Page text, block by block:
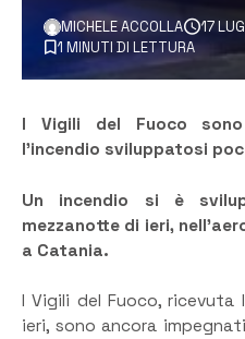
MICHELE ACCOLLA 17
1 MINUTI DI LETTURA
I Vigili del Fuoco sono
l’incendio sviluppatosi
Un incendio si è
mezzanotte di ieri,
a Catania.
I Vigili del Fuoco,
ieri, sono ancora